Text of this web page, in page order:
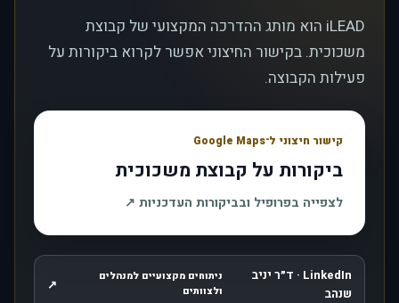
iLEAD הוא מותג ההדרכה המקצועי של קבוצת
משכוכית. בקישור החיצוני אפשר לקרוא ביקורות על
פעילות הקבוצה.
קישור חיצוני ל־Google Maps
ביקורות על קבוצת משכוכית
לצפייה בפרופיל ובביקורות העדכניות ↗
LinkedIn · ד״ר יניב
שנהב
ניתוחים מקצועיים למנהלים
ולצוותים
↗ , נפתח בחלון חדש